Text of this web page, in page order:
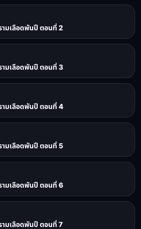
มเลือดพันปี ตอนที่ 2
มเลือดพันปี ตอนที่ 3
มเลือดพันปี ตอนที่ 4
มเลือดพันปี ตอนที่ 5
มเลือดพันปี ตอนที่ 6
มเลือดพันปี ตอนที่ 7